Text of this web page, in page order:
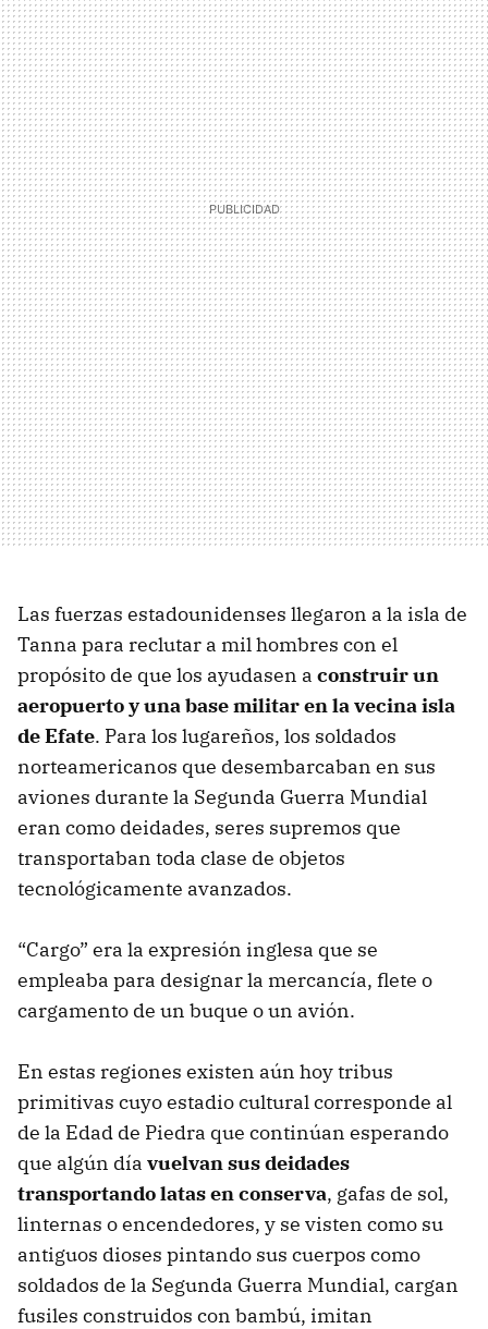
Las fuerzas estadounidenses llegaron a la isla de
Tanna para reclutar a mil hombres con el
propósito de que los ayudasen a construir un
aeropuerto y una base militar en la vecina isla
de Efate. Para los lugareños, los soldados
norteamericanos que desembarcaban en sus
aviones durante la Segunda Guerra Mundial
eran como deidades, seres supremos que
transportaban toda clase de objetos
tecnológicamente avanzados.
“Cargo” era la expresión inglesa que se
empleaba para designar la mercancía, flete o
cargamento de un buque o un avión.
En estas regiones existen aún hoy tribus
primitivas cuyo estadio cultural corresponde al
de la Edad de Piedra que continúan esperando
que algún día vuelvan sus deidades
transportando latas en conserva, gafas de sol,
linternas o encendedores, y se visten como su
antiguos dioses pintando sus cuerpos como
soldados de la Segunda Guerra Mundial, cargan
fusiles construidos con bambú, imitan